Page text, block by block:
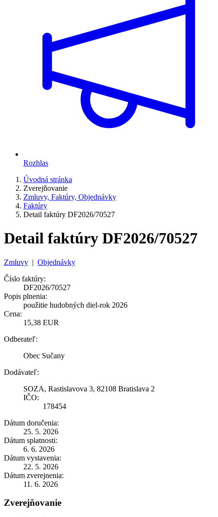
Rozhlas
Úvodná stránka
Zverejňovanie
Zmluvy, Faktúry, Objednávky
Faktúry
Detail faktúry DF2026/70527
Detail faktúry DF2026/70527
Zmluvy | Objednávky
Číslo faktúry:
DF2026/70527
Popis plnenia:
použitie hudobných diel-rok 2026
Cena:
15,38 EUR
Odberateľ:
Obec Sučany
Dodávateľ:
SOZA, Rastislavova 3, 82108 Bratislava 2
IČO:
178454
Dátum doručenia:
25. 5. 2026
Dátum splatnosti:
6. 6. 2026
Dátum vystavenia:
22. 5. 2026
Dátum zverejnenia:
11. 6. 2026
Zverejňovanie